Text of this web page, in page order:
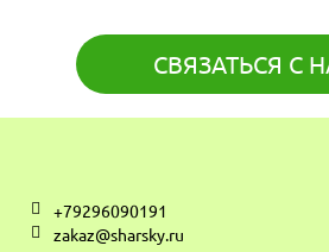
СВЯЗАТЬСЯ С
+79296090191
zakaz@sharsky.ru